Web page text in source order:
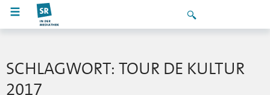
SCHLAGWORT: TOUR DE KULTUR
2017